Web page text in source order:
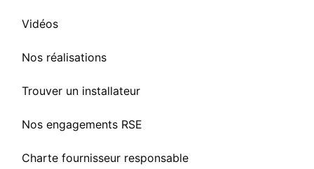
Vidéos
Nos réalisations
Trouver un installateur
Nos engagements RSE
Charte fournisseur responsable